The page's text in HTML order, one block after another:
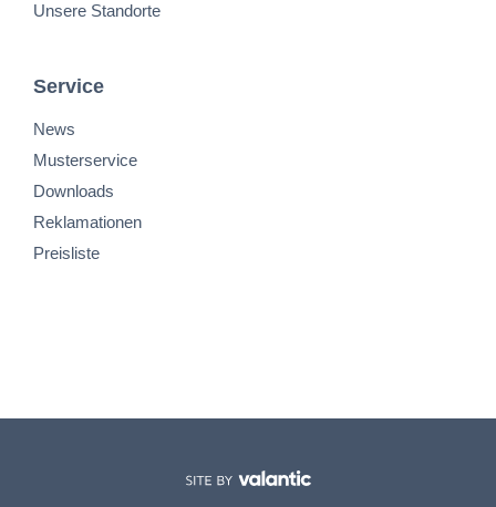
Unsere Standorte
Service
News
Musterservice
Downloads
Reklamationen
Preisliste